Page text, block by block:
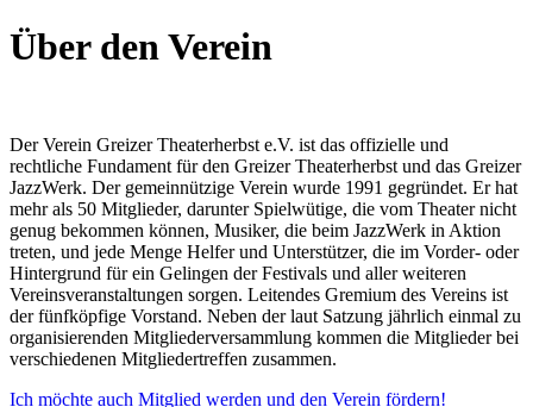
Über den Verein
Der Verein Greizer Theaterherbst e.V. ist das offizielle und
rechtliche Fundament für den Greizer Theaterherbst und das Greizer
JazzWerk. Der gemeinnützige Verein wurde 1991 gegründet. Er hat
mehr als 50 Mitglieder, darunter Spielwütige, die vom Theater nicht
genug bekommen können, Musiker, die beim JazzWerk in Aktion
treten, und jede Menge Helfer und Unterstützer, die im Vorder- oder
Hintergrund für ein Gelingen der Festivals und aller weiteren
Vereinsveranstaltungen sorgen. Leitendes Gremium des Vereins ist
der fünfköpfige Vorstand. Neben der laut Satzung jährlich einmal zu
organisierenden Mitgliederversammlung kommen die Mitglieder bei
verschiedenen Mitgliedertreffen zusammen.
Ich möchte auch Mitglied werden und den Verein fördern!